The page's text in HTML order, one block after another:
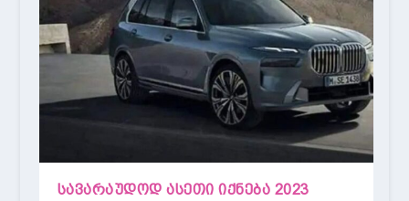
ᲡᲐᲕᲐᲠᲐᲣᲓᲝᲓ ᲐᲡᲔᲗᲘ ᲘᲥᲜᲔᲑᲐ 2023